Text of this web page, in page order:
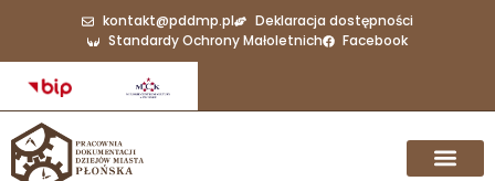
kontakt@pddmp.pl
Deklaracja dostępności
Standardy Ochrony Małoletnich
Facebook